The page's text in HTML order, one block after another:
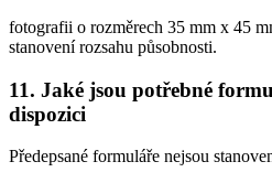
fotografii o rozměrech 35 mm x 45
stanovení rozsahu působnosti.
11. Jaké jsou potřebné
dispozici
Předepsané formuláře nejsou